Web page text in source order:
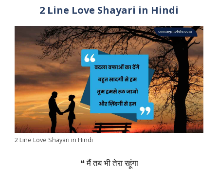
2 Line Love Shayari in Hindi
2 Line Love Shayari in Hindi
❝ मैं तब भी तेरा रहूंगा